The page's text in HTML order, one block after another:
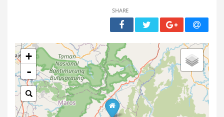
SHARE
+
-